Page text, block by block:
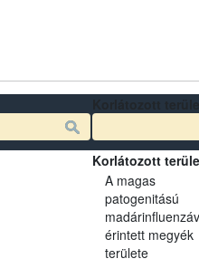
Korlátozott
A magas
patogenitású
érintett megyék
területe